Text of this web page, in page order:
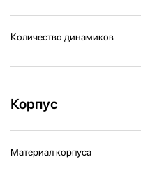
Количество динамиков
Корпус
Материал корпуса